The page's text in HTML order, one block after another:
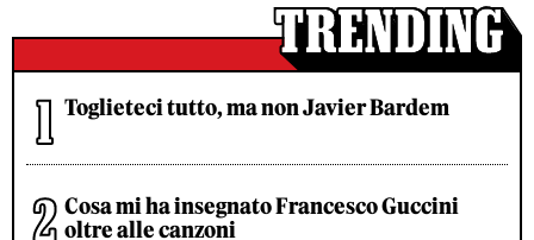
Toglieteci tutto, ma non Javier Bardem
Cosa mi ha insegnato Francesco Guccini
oltre alle canzoni